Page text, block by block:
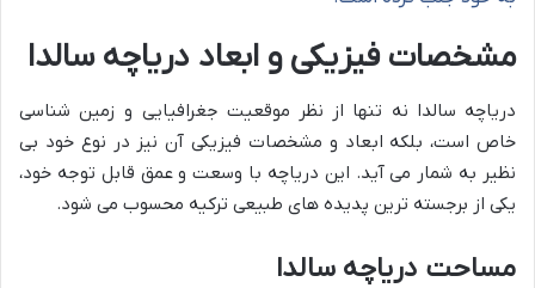
مشخصات فیزیکی و ابعاد دریاچه سالدا
دریاچه سالدا نه تنها از نظر موقعیت جغرافیایی و زمین شناسی
خاص است، بلکه ابعاد و مشخصات فیزیکی آن نیز در نوع خود بی
نظیر به شمار می آید. این دریاچه با وسعت و عمق قابل توجه خود،
یکی از برجسته ترین پدیده های طبیعی ترکیه محسوب می شود.
مساحت دریاچه سالدا